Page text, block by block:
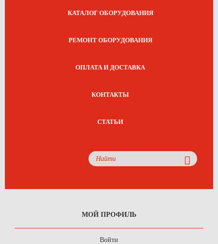
КАТАЛОГ ОБОРУДОВАНИЯ
РЕМОНТ ОБОРУДОВАНИЯ
ОПЛАТА И ДОСТАВКА
КОНТАКТЫ
СТАТЬИ
МОЙ ПРОФИЛЬ
Войти